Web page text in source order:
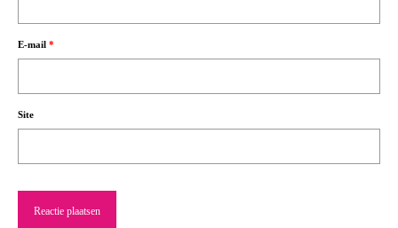
E-mail *
Site